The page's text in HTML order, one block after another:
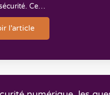
Ce…
l'article